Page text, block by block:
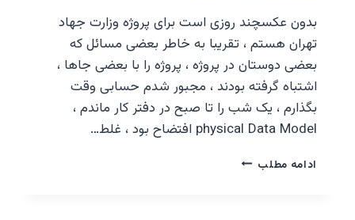
بدون عکسچند روزی است برای پروژه وزارت جهاد
تهران هستم ، تقریبا به خاطر بعضی مسائل که
بعضی دوستان در پروژه ، پروژه را با بعضی جاها ،
اشتباه گرفته بودند ، مجبور شدم حسابی وقت
بگذارم ، یک شب را تا صبح در دفتر کار ماندم ،
physical Data Model افتضاح بود ، غلط…
ادامه مطلبپروژه